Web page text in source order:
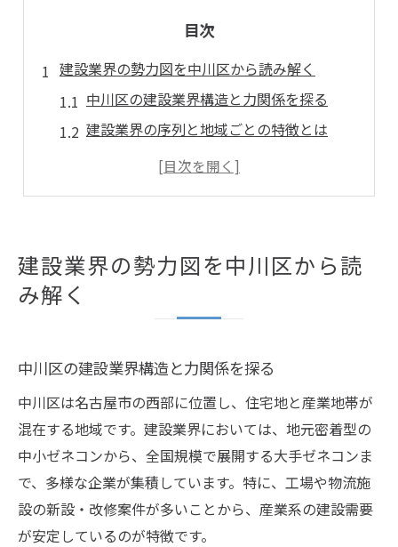
目次
建設業界の勢力図を中川区から読み解く
中川区の建設業界構造と力関係を探る
建設業界の序列と地域ごとの特徴とは
名古屋の建設企業集積と評価ポイント
建設企業選びで重視すべき評価軸の整理
地域評判と建設実績を見極める方法
建設業界で勝ち組企業を判別するコツ
地域ごとに見る建設会社の特徴と評判
建設会社の地域別特色と評判を徹底解説
建設業界の評判と地域ごとの違いを比較
地場建設企業が持つ強みと口コミの傾向
建設業界の勢力図を中川区から読
み解く
中川区の建設業界構造と力関係を探る
中川区は名古屋市の西部に位置し、住宅地と産業地帯が
混在する地域です。建設業界においては、地元密着型の
中小ゼネコンから、全国規模で展開する大手ゼネコンま
で、多様な企業が集積しています。特に、工場や物流施
設の新設・改修案件が多いことから、産業系の建設需要
が安定しているのが特徴です。